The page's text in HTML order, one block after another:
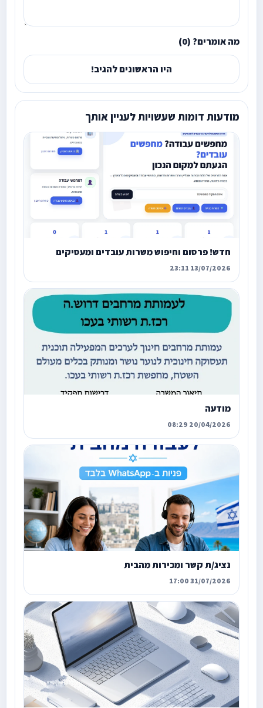
מה אומרים? (0)
היו הראשונים להגיב!
מודעות דומות שעשויות לעניין אותך
חדש! פרסום וחיפוש משרות עובדים ומעסיקים
13/07/2026 23:11
מודעה
20/04/2026 08:29
נציג/ת קשר ומכירות מהבית
31/07/2026 17:00